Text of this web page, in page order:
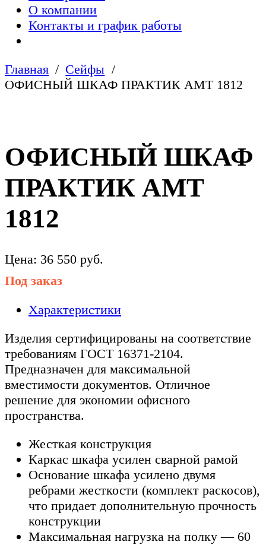
О компании
Контакты и график работы
Главная
Сейфы
ОФИСНЫЙ ШКАФ ПРАКТИК AMT 1812
ОФИСНЫЙ ШКАФ
ПРАКТИК AMT
1812
Цена: 36 550 руб.
Под заказ
Характеристики
Изделия сертифицированы на соответствие
требованиям ГОСТ 16371-2104.
Предназначен для максимальной
вместимости документов. Отличное
решение для экономии офисного
пространства.
Жесткая конструкция
Каркас шкафа усилен сварной рамой
Основание шкафа усилено двумя
ребрами жесткости (комплект раскосов),
что придает дополнительную прочность
конструкции
Максимальная нагрузка на полку — 60